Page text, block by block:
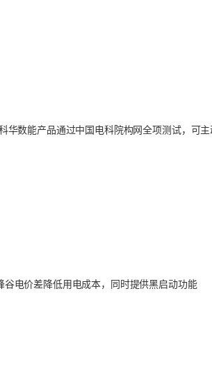
华数能产品通过中国电科院构网全项测试，可
电价差降低用电成本，同时提供黑启动功能